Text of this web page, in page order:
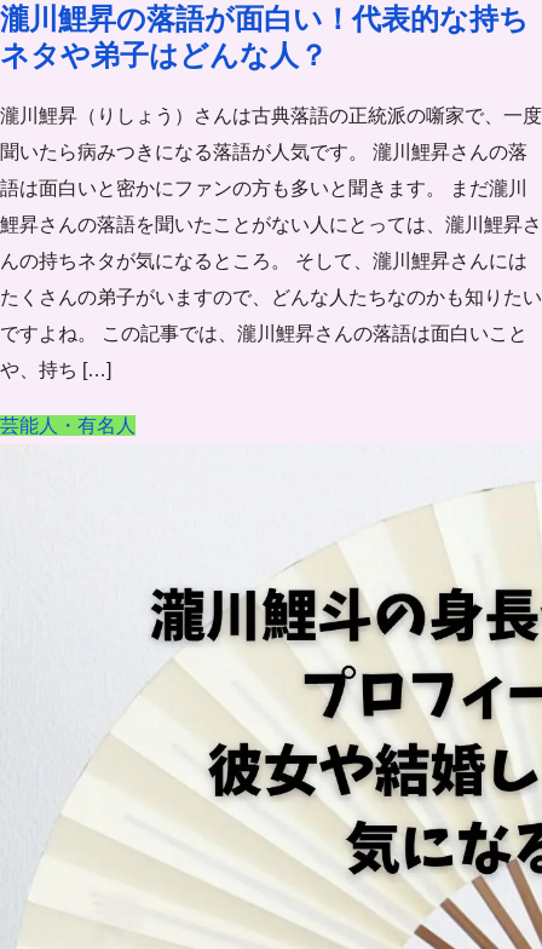
瀧川鯉昇の落語が面白い！代表的な持ち
ネタや弟子はどんな人？
瀧川鯉昇（りしょう）さんは古典落語の正統派の噺家で、一度
聞いたら病みつきになる落語が人気です。 瀧川鯉昇さんの落
語は面白いと密かにファンの方も多いと聞きます。 まだ瀧川
鯉昇さんの落語を聞いたことがない人にとっては、瀧川鯉昇さ
んの持ちネタが気になるところ。 そして、瀧川鯉昇さんには
たくさんの弟子がいますので、どんな人たちなのかも知りたい
ですよね。 この記事では、瀧川鯉昇さんの落語は面白いこと
や、持ち […]
芸能人・有名人